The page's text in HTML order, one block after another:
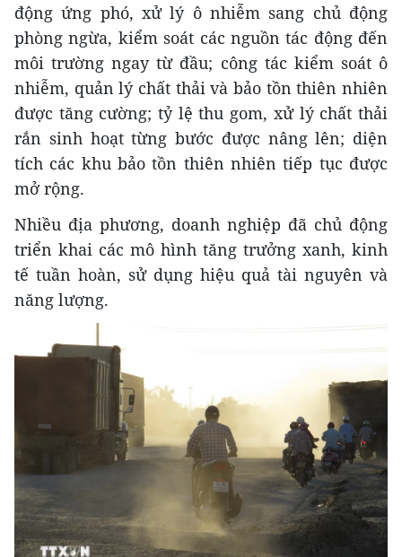
động ứng phó, xử lý ô nhiễm sang chủ động
phòng ngừa, kiểm soát các nguồn tác động đến
môi trường ngay từ đầu; công tác kiểm soát ô
nhiễm, quản lý chất thải và bảo tồn thiên nhiên
được tăng cường; tỷ lệ thu gom, xử lý chất thải
rắn sinh hoạt từng bước được nâng lên; diện
tích các khu bảo tồn thiên nhiên tiếp tục được
mở rộng.
Nhiều địa phương, doanh nghiệp đã chủ động
triển khai các mô hình tăng trưởng xanh, kinh
tế tuần hoàn, sử dụng hiệu quả tài nguyên và
năng lượng.